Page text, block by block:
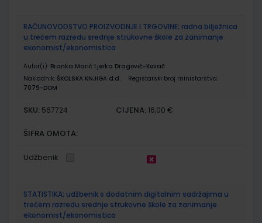
RAČUNOVODSTVO PROIZVODNJE I TRGOVINE; radna bilježnica
u trećem razredu srednje strukovne škole za zanimanje
ekonomist/ekonomistica
Autor(i): Branka Marić Ljerka Dragović-Kovač
Nakladnik: ŠKOLSKA KNJIGA d.d.
Registarski broj ministarstva:
7079-DOM
SKU: 567724 CIJENA: 16,00 €
ŠIFRA OMOTA:
Udžbenik
STATISTIKA; udžbenik s dodatnim digitalnim sadržajima u
trećem razredu srednje strukovne škole za zanimanje
ekonomist/ekonomistica